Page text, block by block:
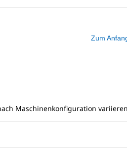
Zum
Maschinenkonfiguration